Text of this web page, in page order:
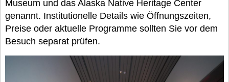
Museum und das Alaska Native Heritage Center
genannt. Institutionelle Details wie Öffnungszeiten,
Preise oder aktuelle Programme sollten Sie vor dem
Besuch separat prüfen.